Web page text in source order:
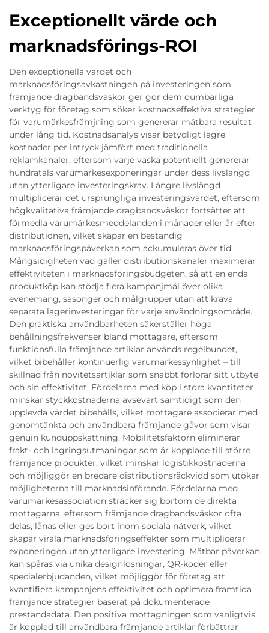
Exceptionellt värde och
marknadsförings-ROI
Den exceptionella värdet och
marknadsföringsavkastningen på investeringen som
främjande dragbandsväskor ger gör dem oumbärliga
verktyg för företag som söker kostnadseffektiva strategier
för varumärkesfrämjning som genererar mätbara resultat
under lång tid. Kostnadsanalys visar betydligt lägre
kostnader per intryck jämfört med traditionella
reklamkanaler, eftersom varje väska potentiellt genererar
hundratals varumärkesexponeringar under dess livslängd
utan ytterligare investeringskrav. Längre livslängd
multiplicerar det ursprungliga investeringsvärdet, eftersom
högkvalitativa främjande dragbandsväskor fortsätter att
förmedla varumärkesmeddelanden i månader eller år efter
distributionen, vilket skapar en beständig
marknadsföringspåverkan som ackumuleras över tid.
Mångsidigheten vad gäller distributionskanaler maximerar
effektiviteten i marknadsföringsbudgeten, så att en enda
produktköp kan stödja flera kampanjmål över olika
evenemang, säsonger och målgrupper utan att kräva
separata lagerinvesteringar för varje användningsområde.
Den praktiska användbarheten säkerställer höga
behållningsfrekvenser bland mottagare, eftersom
funktionsfulla främjande artiklar används regelbundet,
vilket bibehåller kontinuerlig varumärkessynlighet – till
skillnad från novitetsartiklar som snabbt förlorar sitt utbyte
och sin effektivitet. Fördelarna med köp i stora kvantiteter
minskar styckkostnaderna avsevärt samtidigt som den
upplevda värdet bibehålls, vilket mottagare associerar med
genomtänkta och användbara främjande gåvor som visar
genuin kunduppskattning. Mobilitetsfaktorn eliminerar
frakt- och lagringsutmaningar som är kopplade till större
främjande produkter, vilket minskar logistikkostnaderna
och möjliggör en bredare distributionsräckvidd som utökar
möjligheterna till marknadsinförande. Fördelarna med
varumärkesassociation sträcker sig bortom de direkta
mottagarna, eftersom främjande dragbandsväskor ofta
delas, lånas eller ges bort inom sociala nätverk, vilket
skapar virala marknadsföringseffekter som multiplicerar
exponeringen utan ytterligare investering. Mätbar påverkan
kan spåras via unika designlösningar, QR-koder eller
specialerbjudanden, vilket möjliggör för företag att
kvantifiera kampanjens effektivitet och optimera framtida
främjande strategier baserat på dokumenterade
prestandadata. Den positiva mottagningen som vanligtvis
är kopplad till användbara främjande artiklar förbättrar